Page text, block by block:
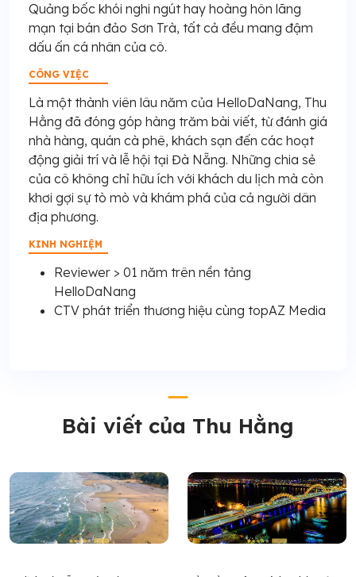
Quảng bốc khói nghi ngút hay hoàng hôn lãng
mạn tại bán đảo Sơn Trà, tất cả đều mang đậm
dấu ấn cá nhân của cô.
CÔNG VIỆC
Là một thành viên lâu năm của HelloDaNang, Thu
Hằng đã đóng góp hàng trăm bài viết, từ đánh giá
nhà hàng, quán cà phê, khách sạn đến các hoạt
động giải trí và lễ hội tại Đà Nẵng. Những chia sẻ
của cô không chỉ hữu ích với khách du lịch mà còn
khơi gợi sự tò mò và khám phá của cả người dân
địa phương.
KINH NGHIỆM
Reviewer > 01 năm trên nền tảng
HelloDaNang
CTV phát triển thương hiệu cùng topAZ Media
Bài viết của Thu Hằng